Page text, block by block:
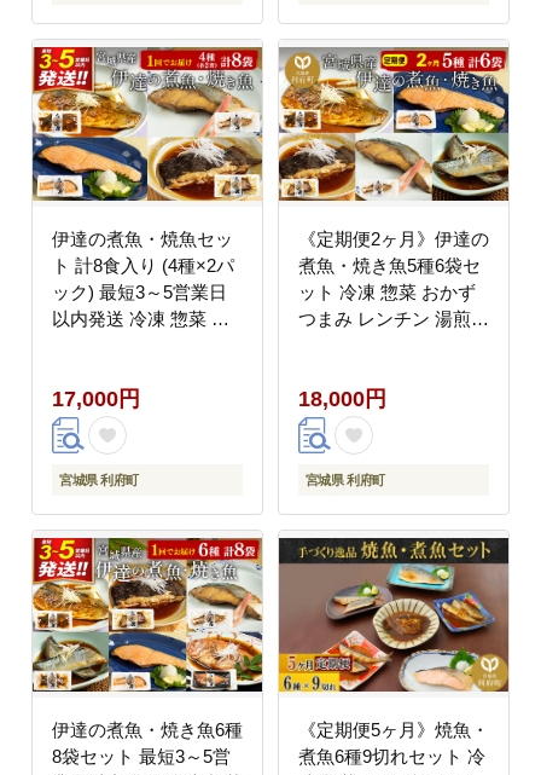
伊達の煮魚・焼魚セッ
ト 計8食入り (4種×2パ
ック) 最短3～5営業日
以内発送 冷凍 惣菜 お
焼 [煮魚 焼き魚 冷凍 惣
菜 おかず つまみ レン
チン 湯煎 簡単 煮物 煮
付]
17,000円
宮城県 利府町
《定期便2ヶ月》伊達の
煮魚・焼き魚5種6袋セ
ット 冷凍 惣菜 おかず
つまみ レンチン 湯煎
さば さんま ぶり かれ
い 冷凍 惣菜 おかず つ
まみ レンチン 湯煎 簡
単 煮物 煮付 焼魚]
18,000円
宮城県 利府町
伊達の煮魚・焼き魚6種
8袋セット 最短3～5営
《定期便5ヶ月》焼魚・
煮魚6種9切れセット 冷